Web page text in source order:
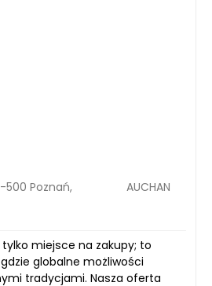
500 Poznań, AUCHAN
miejsce na zakupy; to
globalne możliwości
tradycjami. Nasza oferta